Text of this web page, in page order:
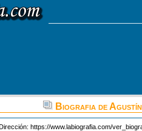
Biografia de
https://www.labiografia.com/